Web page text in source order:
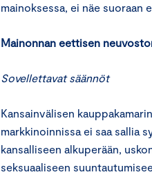
mainoksessa, ei näe suoraan
Mainonnan eettisen
Sovellettavat säännöt
Kansainvälisen
markkinoinnissa ei saa sallia
kansalliseen alkuperään,
seksuaaliseen